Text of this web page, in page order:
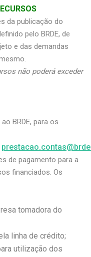
da publicação do
pelo BRDE, de
e das demandas
não poderá exceder
BRDE, para os
de pagamento para a
financiados. Os
tomadora do
linha de crédito;
utilização dos